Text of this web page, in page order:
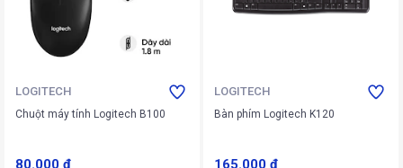
LOGITECH
Chuột máy tính Logitech B100
80.000 ₫
LOGITECH
Bàn phím Logitech K120
165.000 ₫